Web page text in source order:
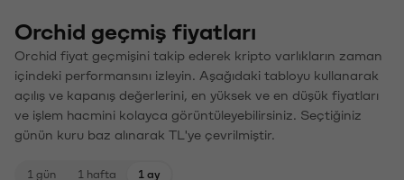
Orchid geçmiş fiyatları
Orchid fiyat geçmişini takip ederek kripto varlıkların zaman
içindeki performansını izleyin. Aşağıdaki tabloyu kullanarak
açılış ve kapanış değerlerini, en yüksek ve en düşük fiyatları
ve işlem hacmini kolayca görüntüleyebilirsiniz. Seçtiğiniz
günün kuru baz alınarak TL'ye çevrilmiştir.
1 gün 1 hafta 1 ay